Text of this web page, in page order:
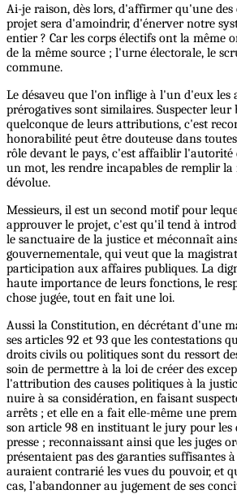
Ai-je raison, dès lors, d'affirmer qu'une des
projet sera d'amoindrir, d'énerver notre
entier ? Car les corps électifs ont la même
de la même source ; l'urne électorale, le
commune.
Le désaveu que l'on inflige à l'un d'eux les
prérogatives sont similaires. Suspecter
quelconque de leurs attributions, c'est
honorabilité peut être douteuse dans
rôle devant le pays, c'est affaiblir l'autorité
un mot, les rendre incapables de remplir
dévolue.
Messieurs, il est un second motif pour
approuver le projet, c'est qu'il tend à
le sanctuaire de la justice et méconnaît
gouvernementale, qui veut que la
participation aux affaires publiques. La
haute importance de leurs fonctions, le
chose jugée, tout en fait une loi.
Aussi la Constitution, en décrétant d'une
ses articles 92 et 93 que les contestations
droits civils ou politiques sont du ressort
soin de permettre à la loi de créer des
l'attribution des causes politiques à la
nuire à sa considération, en faisant
arrêts ; et elle en a fait elle-même une
son article 98 en instituant le jury pour les
presse ; reconnaissant ainsi que les juges
présentaient pas des garanties suffisantes
auraient contrarié les vues du pouvoir, et
cas, l'abandonner au jugement de ses